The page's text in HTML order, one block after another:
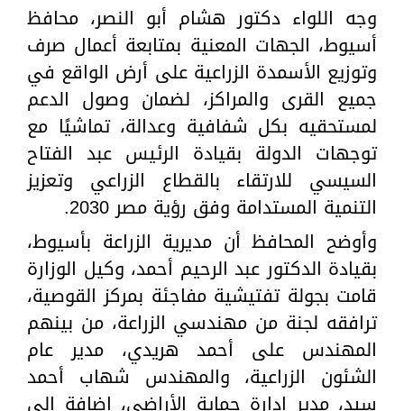
وجه اللواء دكتور هشام أبو النصر، محافظ
أسيوط، الجهات المعنية بمتابعة أعمال صرف
وتوزيع الأسمدة الزراعية على أرض الواقع في
جميع القرى والمراكز، لضمان وصول الدعم
لمستحقيه بكل شفافية وعدالة، تماشيًا مع
توجهات الدولة بقيادة الرئيس عبد الفتاح
السيسي للارتقاء بالقطاع الزراعي وتعزيز
التنمية المستدامة وفق رؤية مصر 2030.
وأوضح المحافظ أن مديرية الزراعة بأسيوط،
بقيادة الدكتور عبد الرحيم أحمد، وكيل الوزارة
قامت بجولة تفتيشية مفاجئة بمركز القوصية،
ترافقه لجنة من مهندسي الزراعة، من بينهم
المهندس على أحمد هريدي، مدير عام
الشئون الزراعية، والمهندس شهاب أحمد
سيد، مدير إدارة حماية الأراضي، إضافة إلى